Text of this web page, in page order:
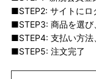
■STEP2: サイトにロ
■STEP3: 商品を選び
■STEP4: 支払い方法
■STEP5: 注文完了